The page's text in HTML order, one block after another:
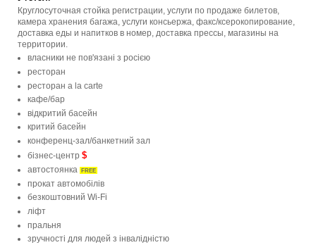
Круглосуточная стойка регистрации, услуги по продаже билетов,
камера хранения багажа, услуги консьержа, факс/ксерокопирование,
доставка еды и напитков в номер, доставка прессы, магазины на
территории.
власники не пов'язані з росією
ресторан
ресторан a la carte
кафе/бар
відкритий басейн
критий басейн
конференц-зал/банкетний зал
бізнес-центр $
автостоянка FREE
прокат автомобілів
безкоштовний Wi-Fi
ліфт
пральня
зручності для людей з інвалідністю